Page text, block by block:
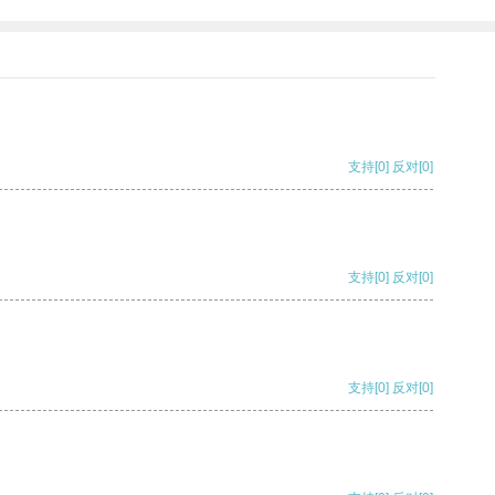
支持[0] 反对[0]
支持[0] 反对[0]
支持[0] 反对[0]